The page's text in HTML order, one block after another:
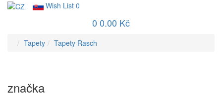
Wish List 0
0 0.00 Kč
Tapety Tapety Rasch
značka